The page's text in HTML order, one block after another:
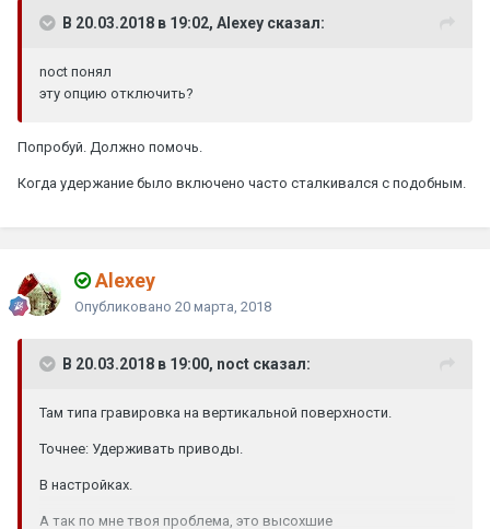
В 20.03.2018 в 19:02, Alexey сказал:
noct понял
эту опцию отключить?
Попробуй. Должно помочь.
Когда удержание было включено часто сталкивался с подобным.
Alexey
Опубликовано 20 марта, 2018
В 20.03.2018 в 19:00, noct сказал:
Там типа гравировка на вертикальной поверхности.
Точнее: Удерживать приводы.
В настройках.
А так по мне твоя проблема, это высохшие